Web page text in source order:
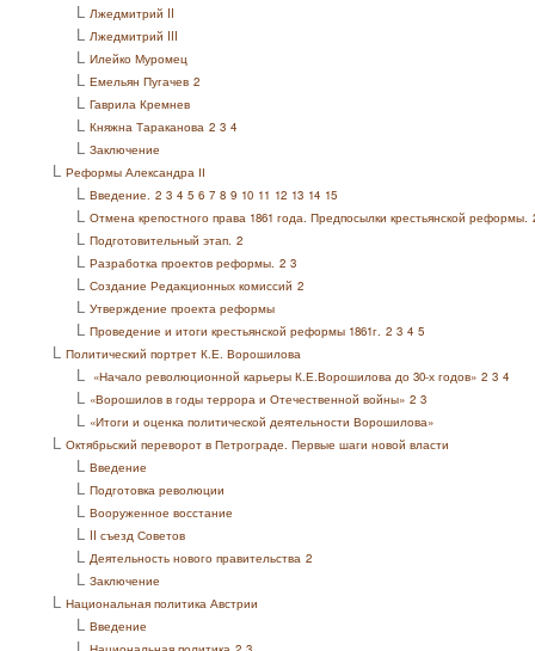
L Лжедмитрий II
L Лжедмитрий III
L Илейко Муромец
L Емельян Пугачев 2
L Гаврила Кремнев
L Княжна Тараканова 2 3 4
L Заключение
L Реформы Александра ІІ
L Введение. 2 3 4 5 6 7 8 9 10 11 12 13 14 15
L Отмена крепостного права 1861 года. Предпосылки крестьянской реформы.
L Подготовительный этап. 2
L Разработка проектов реформы. 2 3
L Создание Редакционных комиссий 2
L Утверждение проекта реформы
L Проведение и итоги крестьянской реформы 1861г. 2 3 4 5
L Политический портрет К.Е. Ворошилова
L «Начало революционной карьеры К.Е.Ворошилова до 30-х годов» 2 3 4
L «Ворошилов в годы террора и Отечественной войны» 2 3
L «Итоги и оценка политической деятельности Ворошилова»
L Октябрьский переворот в Петрограде. Первые шаги новой власти
L Введение
L Подготовка революции
L Вооруженное восстание
L II съезд Советов
L Деятельность нового правительства 2
L Заключение
L Национальная политика Австрии
L Введение